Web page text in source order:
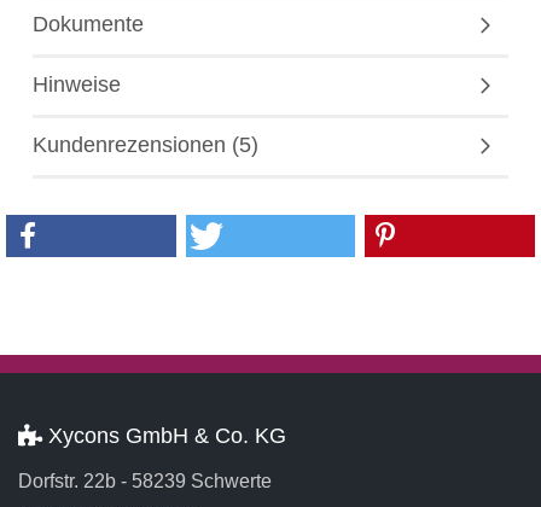
Dokumente
Hinweise
Kundenrezensionen (5)
Xycons GmbH & Co. KG
Dorfstr. 22b - 58239 Schwerte